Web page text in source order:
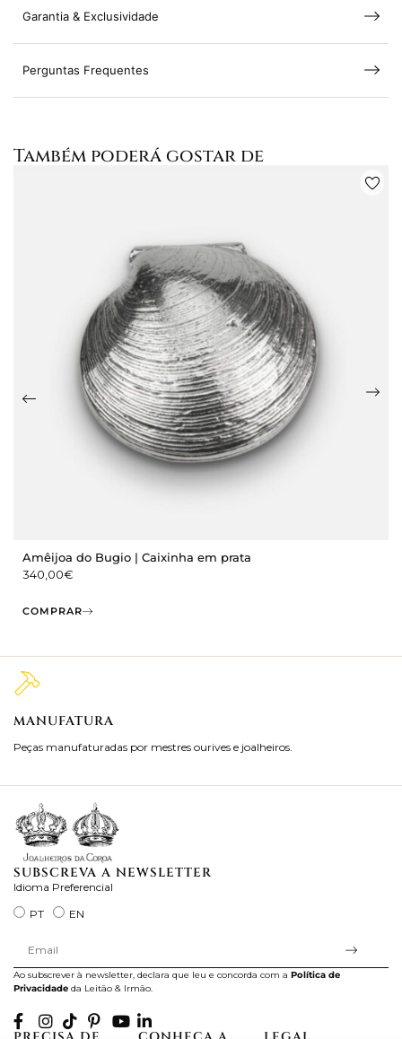
Garantia & Exclusividade
Perguntas Frequentes
Também poderá gostar de
Amêijoa do Bugio | Caixinha em prata
340,00€
COMPRAR
MANUFATURA
Peças manufaturadas por mestres ourives e joalheiros.
SUBSCREVA A NEWSLETTER
Idioma Preferencial
PT
EN
Ao subscrever à newsletter, declara que leu e concorda com a Política de
Privacidade da Leitão & Irmão.